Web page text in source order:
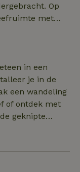
Op
met
hebt op de
bed en
zich op de
en beneden
door.
in een
je in de
een wandeling
of ontdek met
weg in
klein gezin,
omgeving